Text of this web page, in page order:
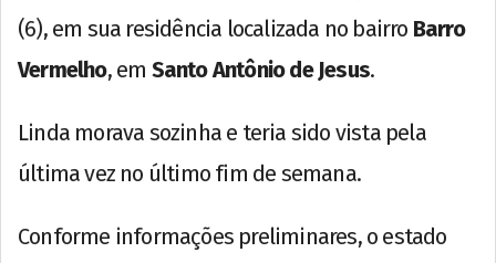
(6), em sua residência localizada no bairro Barro
Vermelho, em Santo Antônio de Jesus.
Linda morava sozinha e teria sido vista pela
última vez no último fim de semana.
Conforme informações preliminares, o estado